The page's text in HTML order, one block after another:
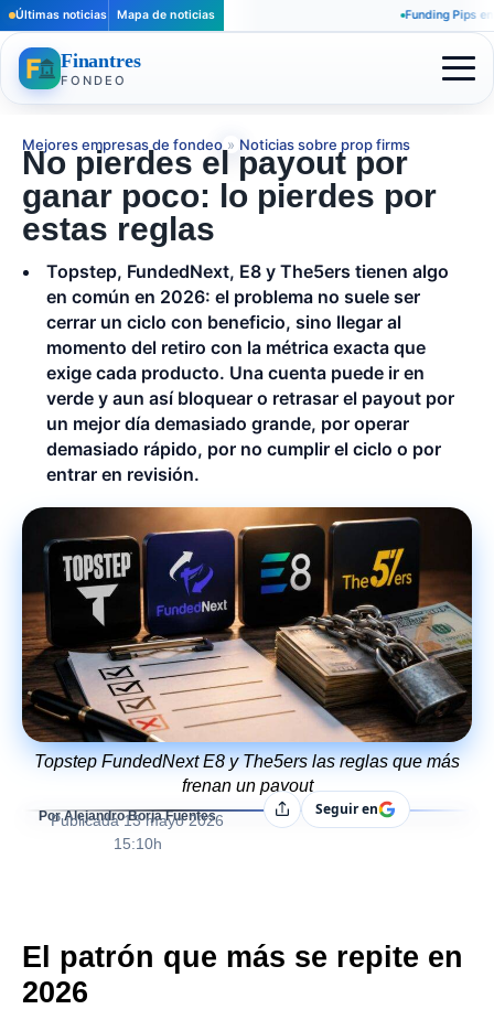
Últimas noticias Mapa de noticias Funding Pips en
Finantres
FONDEO
Mejores empresas de fondeo » Noticias sobre prop firms
No pierdes el payout por
ganar poco: lo pierdes por
estas reglas
Topstep, FundedNext, E8 y The5ers tienen algo
en común en 2026: el problema no suele ser
cerrar un ciclo con beneficio, sino llegar al
momento del retiro con la métrica exacta que
exige cada producto. Una cuenta puede ir en
verde y aun así bloquear o retrasar el payout por
un mejor día demasiado grande, por operar
demasiado rápido, por no cumplir el ciclo o por
entrar en revisión.
Topstep FundedNext E8 y The5ers las reglas que más
frenan un payout
Por Alejandro Borja Fuentes
Publicada 13 mayo 2026
15:10h
CompartirSeguir en
El patrón que más se repite en
2026